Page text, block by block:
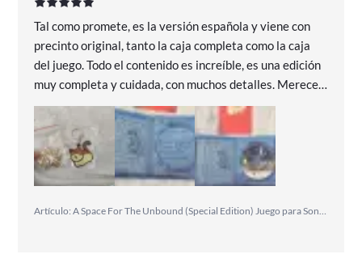
Tal como promete, es la versión española y viene con
precinto original, tanto la caja completa como la caja
del juego. Todo el contenido es increíble, es una edición
muy completa y cuidada, con muchos detalles. Merece
la pena tener ediciones así.
Artículo: A Space For The Unbound (Special Edition) Juego para Sony PlayStation 5 PS5 [ PAL ESPAÑA ]